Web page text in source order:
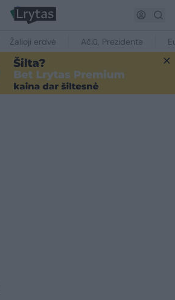
Žalioji erdvė Ačiū, Prezidente